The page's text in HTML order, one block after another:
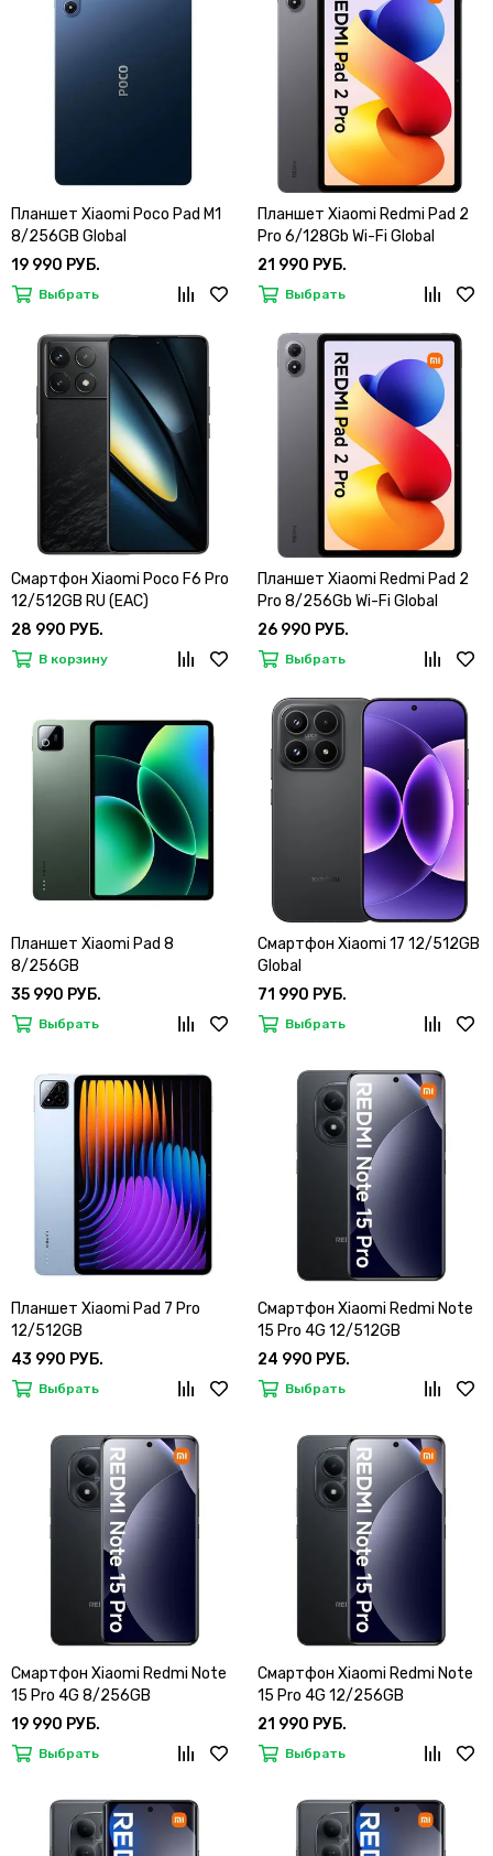
Планшет Xiaomi Poco Pad M1
8/256GB Global
19 990 РУБ.
Выбрать
Планшет Xiaomi Redmi Pad 2
Pro 6/128Gb Wi-Fi Global
21 990 РУБ.
Выбрать
Смартфон Xiaomi Poco F6 Pro
12/512GB RU (EAC)
28 990 РУБ.
В корзину
Планшет Xiaomi Redmi Pad 2
Pro 8/256Gb Wi-Fi Global
26 990 РУБ.
Выбрать
Планшет Xiaomi Pad 8
8/256GB
35 990 РУБ.
Выбрать
Смартфон Xiaomi 17 12/512GB
Global
71 990 РУБ.
Выбрать
Планшет Xiaomi Pad 7 Pro
12/512GB
43 990 РУБ.
Выбрать
Смартфон Xiaomi Redmi Note
15 Pro 4G 12/512GB
24 990 РУБ.
Выбрать
Смартфон Xiaomi Redmi Note
15 Pro 4G 8/256GB
19 990 РУБ.
Выбрать
Смартфон Xiaomi Redmi Note
15 Pro 4G 12/256GB
21 990 РУБ.
Выбрать